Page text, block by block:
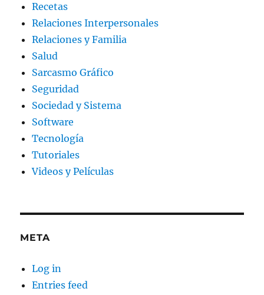
Recetas
Relaciones Interpersonales
Relaciones y Familia
Salud
Sarcasmo Gráfico
Seguridad
Sociedad y Sistema
Software
Tecnología
Tutoriales
Videos y Películas
META
Log in
Entries feed